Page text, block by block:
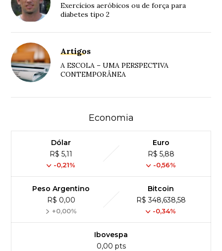
Exercícios aeróbicos ou de força para
diabetes tipo 2
Artigos
A ESCOLA – UMA PERSPECTIVA
CONTEMPORÂNEA
Economia
Dólar
R$ 5,11
-0,21%
Euro
R$ 5,88
-0,56%
Peso Argentino
R$ 0,00
+0,00%
Bitcoin
R$ 348,638,58
-0,34%
Ibovespa
0,00 pts